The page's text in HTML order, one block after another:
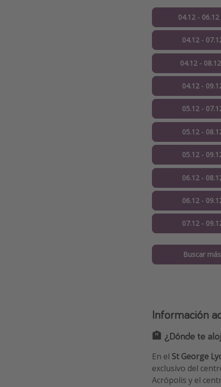
04.12 -
04.12 -
04.12 -
04.12 -
05.12 -
05.12 -
05.12 -
06.12 -
06.12 -
07.12 -
Buscar
Información
🏨 ¿Dónde te
En el St George
exclusivo del
Acrópolis y el